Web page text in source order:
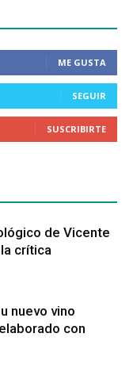
ME GUSTA
SEGUIR
SUSCRIBIRTE
de Vicente
crítica
nuevo vino
con